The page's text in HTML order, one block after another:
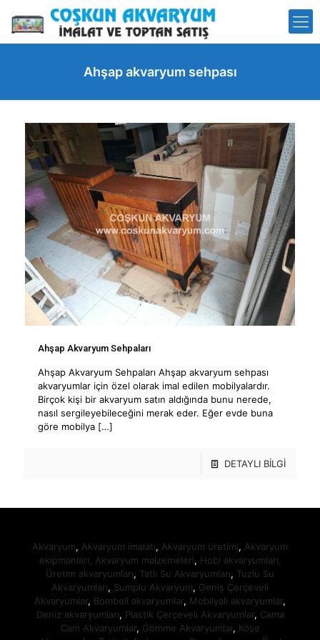
Ahşap akvaryum sehpası
Ahşap Akvaryum Sehpaları
Ahşap Akvaryum Sehpaları Ahşap akvaryum sehpası
akvaryumlar için özel olarak imal edilen mobilyalardır.
Birçok kişi bir akvaryum satın aldığında bunu nerede,
nasıl sergileyebileceğini merak eder. Eğer evde buna
göre mobilya […]
DETAYLI BİLGİ
Akvaryum, Akvaryum imalatı, Akvaryum üretimi, Akvaryum
ekipmanları,
Akvaryum malzemeleri, Hobi akvaryumları,
Üretim akvaryumları, Tatlı Su Akvaryumları, Tuzlu Su
Akvaryumları, Sumplu Akvaryum, Geniş Çerçeveli
Akvaryumlar, Bombeli akvaryumlar, Mobilyalı akvaryumlar,
Deniz akvaryumları, Plastik Çerçeveli Akvaryumlar, Cama
Cam Akvaryumlar, Gömme Akvaryumlar, Köşe